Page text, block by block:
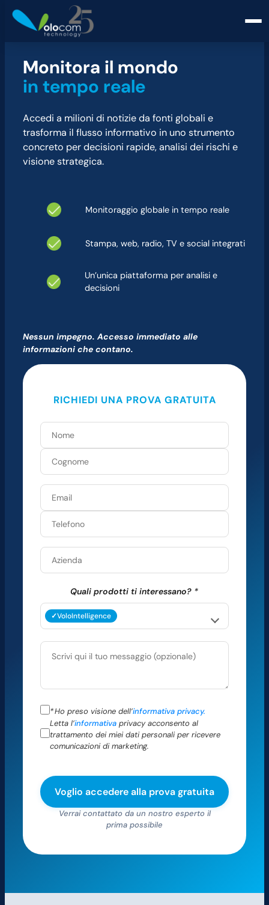
Monitora il mondo
in tempo reale
Accedi a milioni di notizie da fonti globali e
trasforma il flusso informativo in uno strumento
concreto per decisioni rapide, analisi dei rischi e
visione strategica.
Monitoraggio globale in tempo reale
Stampa, web, radio, TV e social integrati
Un’unica piattaforma per analisi e
decisioni
Nessun impegno. Accesso immediato alle
informazioni che contano.
RICHIEDI UNA PROVA GRATUITA
Quali prodotti ti interessano? *
VoloIntelligence
*Ho preso visione dell’informativa privacy.
Letta l’informativa privacy acconsento al
trattamento dei miei dati personali per ricevere
comunicazioni di marketing.
Verrai contattato da un nostro esperto il
prima possibile